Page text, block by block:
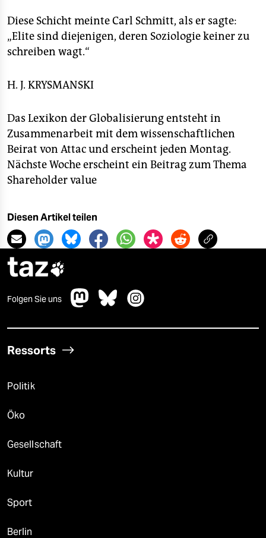
Diese Schicht meinte Carl Schmitt, als er sagte:
„Elite sind diejenigen, deren Soziologie keiner zu
schreiben wagt.“
H. J. KRYSMANSKI
Das Lexikon der Globalisierung entsteht in
Zusammenarbeit mit dem wissenschaftlichen
Beirat von Attac und erscheint jeden Montag.
Nächste Woche erscheint ein Beitrag zum Thema
Shareholder value
Diesen Artikel teilen
taz
Folgen Sie uns
Ressorts
Politik
Öko
Gesellschaft
Kultur
Sport
Berlin